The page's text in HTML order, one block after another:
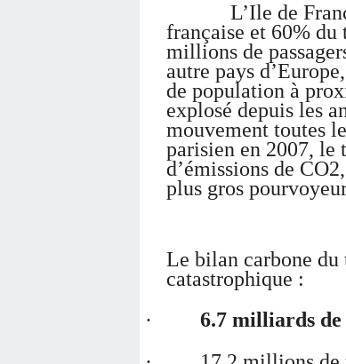
L’Ile de France
française et 60%
millions de
autre pays
de population à
explosé depuis les
mouvement toutes
parisien en 2007,
d’émissions de
plus gros
Le bilan carbone du
catastrophique :
·
6.7 milliards de